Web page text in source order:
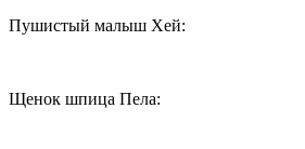
Пушистый малыш Хей:
Щенок шпица Пела: